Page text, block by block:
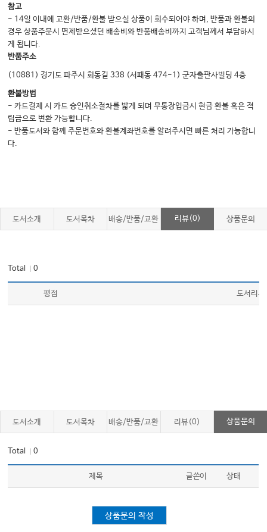
참고
- 14일 이내에 교환/반품/환불 받으실 상품이 회수되어야 하며, 반품과 환불의
경우 상품주문시 면제받으셨던 배송비와 반품배송비까지 고객님께서 부담하시
게 됩니다.
반품주소
(10881) 경기도 파주시 회동길 338 (서패동 474-1) 군자출판사빌딩 4층
환불방법
- 카드결제 시 카드 승인취소절차를 밟게 되며 무통장입금시 현금 환불 혹은 적
립금으로 변환 가능합니다.
- 반품도서와 함께 주문번호와 환불계좌번호를 알려주시면 빠른 처리 가능합니
다.
도서소개 도서목차 배송/반품/교환 리뷰(0) 상품문의
Total ｜0
평점 도서리뷰
도서소개 도서목차 배송/반품/교환 리뷰(0) 상품문의
Total ｜0
제목 글쓴이 상태
상품문의 작성